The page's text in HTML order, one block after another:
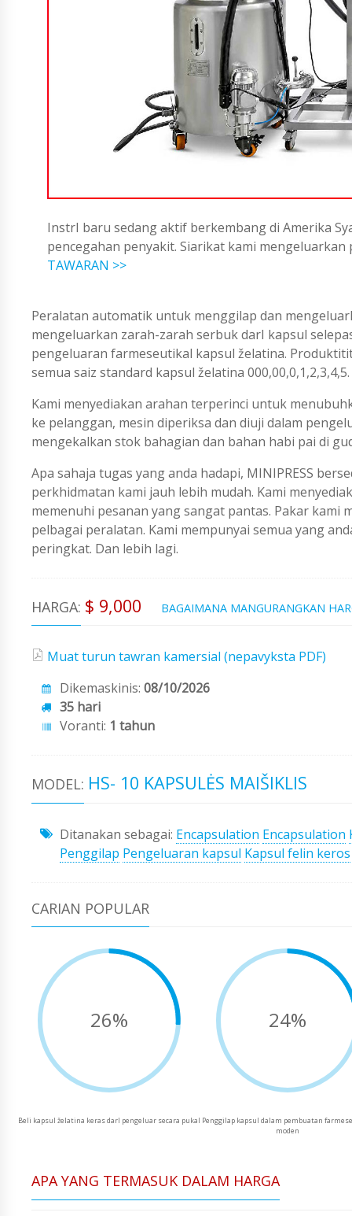
InstrI baru sedang aktif berkembang di Amerika
pencegahan penyakit. Siarikat kami
TAWARAN >>
Peralatan automatik untuk menggilap dan
mengeluarkan zarah-zarah serbuk darI kapsul
pengeluaran farmeseutikal kapsul želatina.
semua saiz standard kapsul želatina
Kami menyediakan arahan terperinci untuk
ke pelanggan, mesin diperiksa dan diuji dalam
mengekalkan stok bahagian dan bahan habi pai di
Apa sahaja tugas yang anda hadapi, MINIPRESS
perkhidmatan kami jauh lebih mudah. Kami
memenuhi pesanan yang sangat pantas. Pakar
pelbagai peralatan. Kami mempunyai semua yang
peringkat. Dan lebih lagi.
HARGA: $ 9,000 BAGAIMANA MANGURANGKAN
Muat turun tawran kamersial (nepavyksta PDF)
Dikemaskinis: 08/10/2026
35 hari
Voranti: 1 tahun
MODEL: HS- 10 KAPSULĖS MAIŠIKLIS
Ditanakan sebagai: Encapsulation Encapsulation
Penggilap Pengeluaran kapsul Kapsul felin keros
CARIAN POPULAR
26%
Beli kapsul želatina keras darI pengeluar secara pukal
24%
Penggilap kapsul dalam pembuatan
moden
APA YANG TERMASUK DALAM HARGA